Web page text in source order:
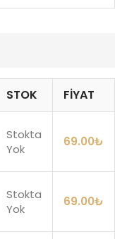
STOK FIYAT
Stokta
Yok
69.00₺
Stokta
Yok
69.00₺